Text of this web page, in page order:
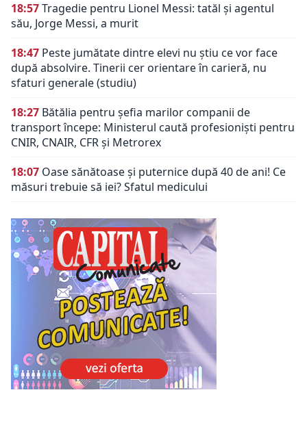
18:57Tragedie pentru Lionel Messi: tatăl și agentul
său, Jorge Messi, a murit
18:47 Peste jumătate dintre elevi nu știu ce vor face
după absolvire. Tinerii cer orientare în carieră, nu
sfaturi generale (studiu)
18:27 Bătălia pentru șefia marilor companii de
transport începe: Ministerul caută profesioniști pentru
CNIR, CNAIR, CFR și Metrorex
18:07 Oase sănătoase și puternice după 40 de ani! Ce
măsuri trebuie să iei? Sfatul medicului